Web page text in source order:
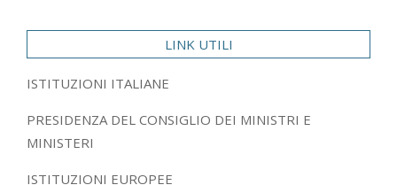
LINK UTILI
ISTITUZIONI ITALIANE
PRESIDENZA DEL CONSIGLIO DEI MINISTRI E
MINISTERI
ISTITUZIONI EUROPEE